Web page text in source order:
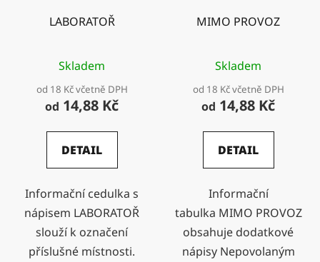
LABORATOŘ
Skladem
od 18 Kč včetně DPH
od 14,88 Kč
DETAIL
Informační cedulka s
nápisem LABORATOŘ
slouží k označení
příslušné místnosti.
MIMO PROVOZ
Skladem
od 18 Kč včetně DPH
od 14,88 Kč
DETAIL
Informační
tabulka MIMO PROVOZ
obsahuje dodatkové
nápisy Nepovolaným